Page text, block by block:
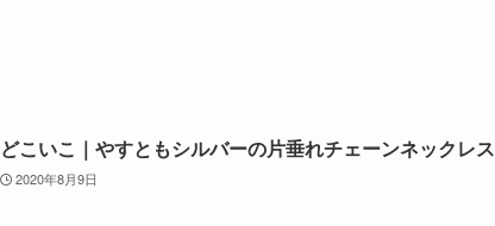
どこいこ｜やすともシルバーの片垂れチェーンネックレス
2020年8月9日